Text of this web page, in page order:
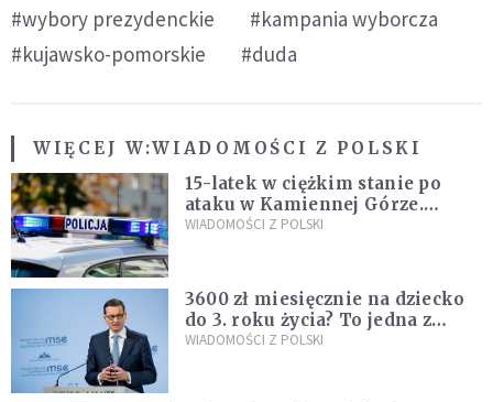
#wybory prezydenckie
#kampania wyborcza
#kujawsko-pomorskie
#duda
WIĘCEJ W:WIADOMOŚCI Z POLSKI
15-latek w ciężkim stanie po
ataku w Kamiennej Górze.
Policja zatrzymała dwóch
WIADOMOŚCI Z POLSKI
3600 zł miesięcznie na dziecko
do 3. roku życia? To jedna z
propozycji programu "Rozwój
WIADOMOŚCI Z POLSKI